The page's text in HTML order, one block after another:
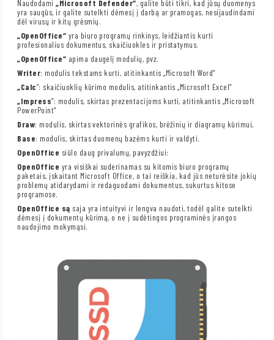
Naudodami„Microsoft Defender“, galite būti tikri, kad jūsų duomenys
yra saugūs, ir galite sutelkti dėmesį į darbą ar pramogas, nesijaudindami
dėl virusų ir kitų grėsmių.
„OpenOffice“ yra biuro programų rinkinys, leidžiantis kurti
profesionalius dokumentus, skaičiuokles ir pristatymus.
„OpenOffice“ apima daugelį modulių, pvz.
Writer: modulis tekstams kurti, atitinkantis „Microsoft Word“
„Calc“: skaičiuoklių kūrimo modulis, atitinkantis „Microsoft Excel“
„Impress“: modulis, skirtas prezentacijoms kurti, atitinkantis „Microsoft
PowerPoint“
Draw: modulis, skirtas vektorinės grafikos, brėžinių ir diagramų kūrimui,
Base: modulis, skirtas duomenų bazėms kurti ir valdyti.
OpenOffice siūlo daug privalumų, pavyzdžiui:
OpenOffice yra visiškai suderinamas su kitomis biuro programų
paketais, įskaitant Microsoft Office, o tai reiškia, kad jūs neturėsite jokių
problemų atidarydami ir redaguodami dokumentus, sukurtus kitose
programose.
OpenOffice są saja yra intuityvi ir lengva naudoti, todėl galite sutelkti
dėmesį į dokumentų kūrimą, o ne į sudėtingos programinės įrangos
naudojimo mokymąsi.